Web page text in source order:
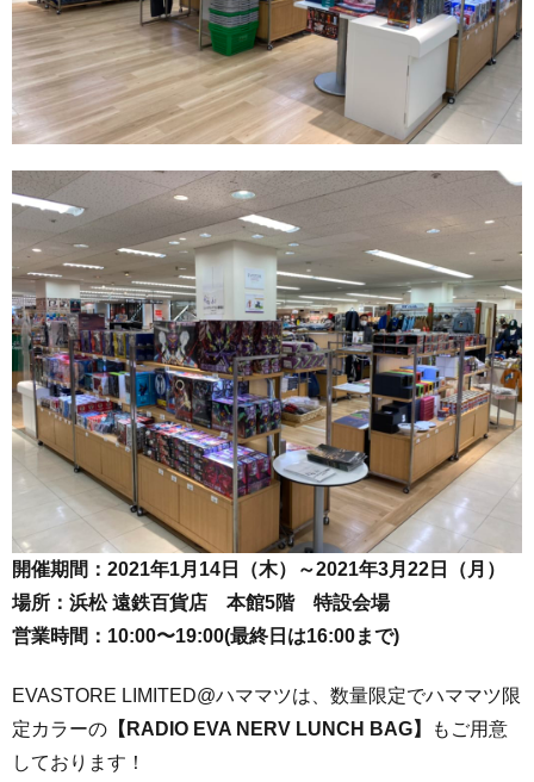
開催期間：2021年1月14日（木）～2021年3月22日（月）
場所：浜松 遠鉄百貨店 本館5階 特設会場
営業時間：10:00〜19:00(最終日は16:00まで)
EVASTORE LIMITED@ハママツは、数量限定でハママツ限
定カラーの 【RADIO EVA NERV LUNCH BAG】
もご用意
しております！